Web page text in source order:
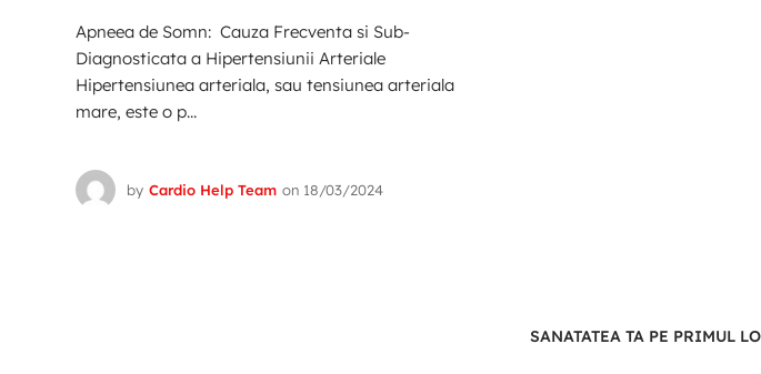
Apneea de Somn: Cauza Frecventa si Sub-
Diagnosticata a Hipertensiunii Arteriale
Hipertensiunea arteriala, sau tensiunea arteriala
mare, este o p...
by Cardio Help Team on 18/03/2024
SANATATEA TA PE PRIMUL